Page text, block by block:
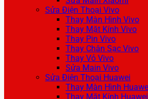
Sửa Điện Thoại Vivo
Thay Màn Hình Vivo
Thay Mặt Kính Vivo
Thay Pin Vivo
Thay Chân Sạc Vivo
Thay Vỏ Vivo
Sửa Main Vivo
Sửa Điện Thoại Huawei
Thay Màn Hình
Thay Mặt Kính Huawei